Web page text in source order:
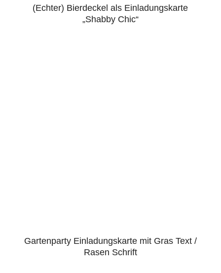
(Echter) Bierdeckel als Einladungskarte
„Shabby Chic“
Gartenparty Einladungskarte mit Gras Text /
Rasen Schrift